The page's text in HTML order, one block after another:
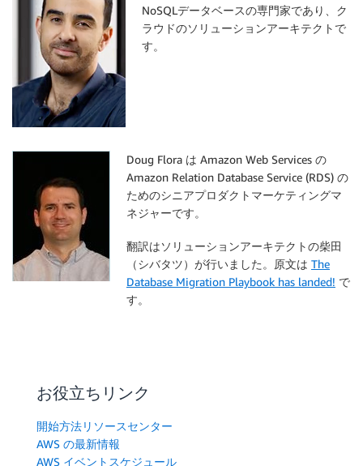
NoSQLデータベースの専門家であり、ク
ラウドのソリューションアーキテクトで
す。
Doug Flora は Amazon Web Services の
Amazon Relation Database Service (RDS) の
ためのシニアプロダクトマーケティングマ
ネジャーです。
翻訳はソリューションアーキテクトの柴田
（シバタツ）が行いました。原文は The
Database Migration Playbook has landed! で
す。
お役立ちリンク
開始方法リソースセンター
AWS の最新情報
AWS イベントスケジュール